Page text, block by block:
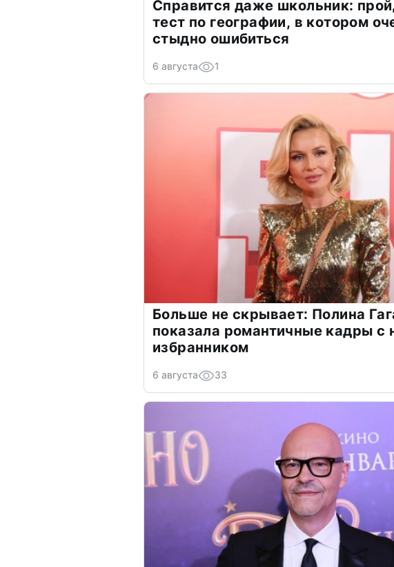
Справится даже школьник:
тест по географии, в котором
стыдно ошибиться
6 августа 1
Больше не скрывает: Полина
показала романтичные кадры с
избранником
6 августа 33